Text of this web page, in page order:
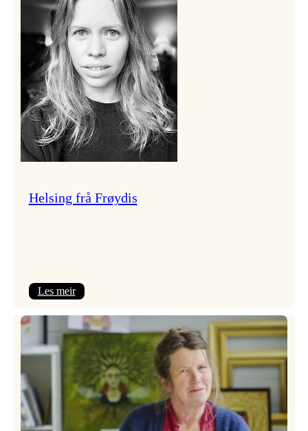
Helsing frå Frøydis
Les meir:
frå
Frøydis